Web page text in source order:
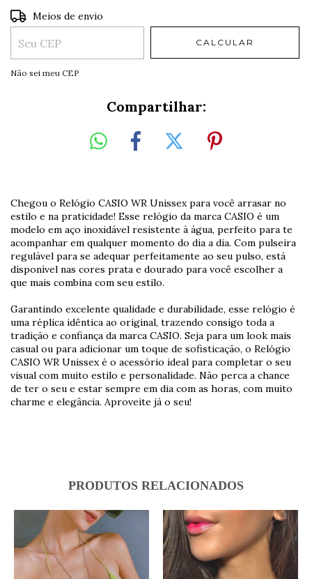
Entregas para o CEP:
Meios de envio
CALCULAR
Não sei meu CEP
Compartilhar:
Chegou o Relógio CASIO WR Unissex para você arrasar no
estilo e na praticidade! Esse relógio da marca CASIO é um
modelo em aço inoxidável resistente à água, perfeito para te
acompanhar em qualquer momento do dia a dia. Com pulseira
regulável para se adequar perfeitamente ao seu pulso, está
disponível nas cores prata e dourado para você escolher a
que mais combina com seu estilo.
Garantindo excelente qualidade e durabilidade, esse relógio é
uma réplica idêntica ao original, trazendo consigo toda a
tradição e confiança da marca CASIO. Seja para um look mais
casual ou para adicionar um toque de sofisticação, o Relógio
CASIO WR Unissex é o acessório ideal para completar o seu
visual com muito estilo e personalidade. Não perca a chance
de ter o seu e estar sempre em dia com as horas, com muito
charme e elegância. Aproveite já o seu!
PRODUTOS RELACIONADOS